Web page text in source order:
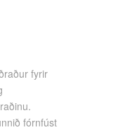
fyrir
fórnfúst